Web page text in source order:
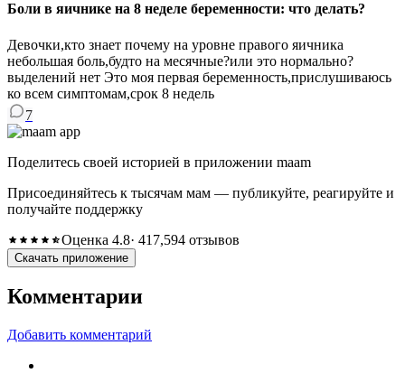
Боли в яичнике на 8 неделе беременности: что делать?
Девочки,кто знает почему на уровне правого яичника
небольшая боль,будто на месячные?или это нормально?
выделений нет Это моя первая беременность,прислушиваюсь
ко всем симптомам,срок 8 недель
7
Поделитесь своей историей в приложении maam
Присоединяйтесь к тысячам мам — публикуйте, реагируйте и
получайте поддержку
Оценка 4.8· 417,594 отзывов
Скачать приложение
Комментарии
Добавить комментарий